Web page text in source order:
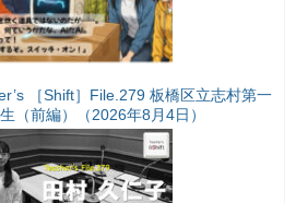
［Shift］File.279 板橋区立志村第一
（前編）（2026年8月4日）